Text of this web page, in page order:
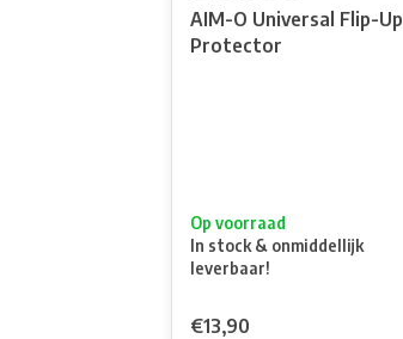
AIM-O Universal Flip-Up
Protector
Op voorraad
In stock & onmiddellijk
leverbaar!
€13,90